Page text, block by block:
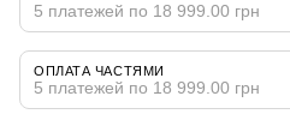
5 платежей по 18 999.00 грн
ОПЛАТА ЧАСТЯМИ
5 платежей по 18 999.00 грн